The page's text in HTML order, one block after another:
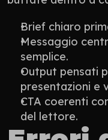
Brief chiaro
Messaggio
semplice.
Output pensati
presentazioni e
CTA coerenti
del lettore.